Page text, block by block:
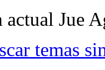
actual Jue
temas